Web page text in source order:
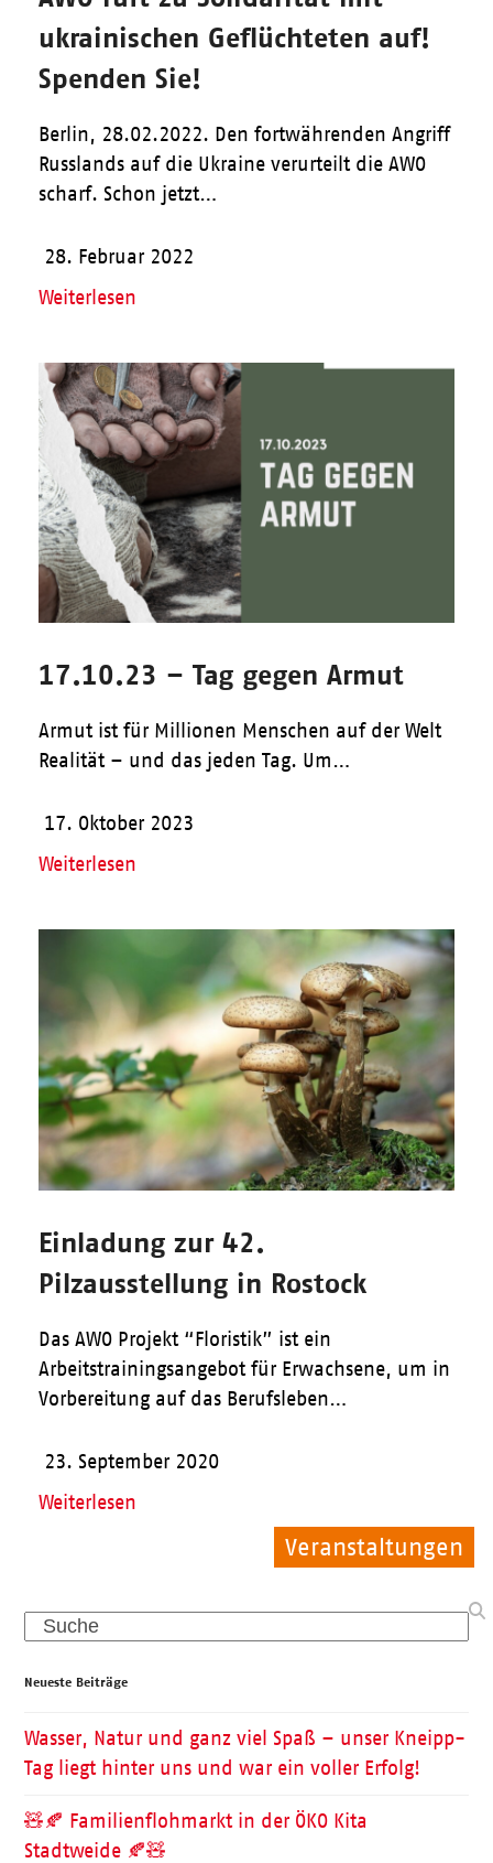
Allgemein
ukrainischen Geflüchteten auf!
Spenden Sie!
Berlin, 28.02.2022. Den fortwährenden Angriff
Russlands auf die Ukraine verurteilt die AWO
scharf. Schon jetzt…
28. Februar 2022
Weiterlesen
Allgemein
17.10.23 – Tag gegen Armut
Armut ist für Millionen Menschen auf der Welt
Realität – und das jeden Tag. Um…
17. Oktober 2023
Weiterlesen
Veranstaltungen
Einladung zur 42.
Pilzausstellung in Rostock
Das AWO Projekt “Floristik” ist ein
Arbeitstrainingsangebot für Erwachsene, um in
Vorbereitung auf das Berufsleben…
23. September 2020
Weiterlesen
Search
Neueste Beiträge
Wasser, Natur und ganz viel Spaß – unser Kneipp-
Tag liegt hinter uns und war ein voller Erfolg!
🧸🍂 Familienflohmarkt in der ÖKO Kita
Stadtweide 🍂🧸